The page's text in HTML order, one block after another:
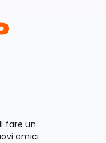
fare un
amici.